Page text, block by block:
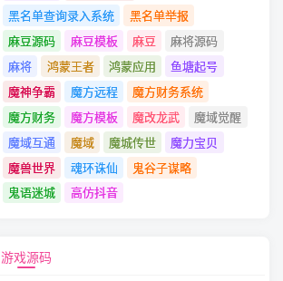
黑名单查询录入系统
黑名单举报
麻豆源码
麻豆模板 麻豆
麻将源码
麻将
鸿蒙王者 鸿蒙应用
鱼塘起号
魔神争霸
魔方远程
魔方财务系统
魔方财务
魔方模板 魔改龙武
魔域觉醒
魔域互通
魔域 魔城传世
魔力宝贝
魔兽世界
魂环诛仙
鬼谷子谋略
鬼语迷城
高仿抖音
游戏源码